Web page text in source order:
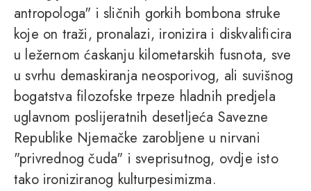
antropologa" i sličnih gorkih bombona struke
koje on traži, pronalazi, ironizira i diskvalificira
u ležernom ćaskanju kilometarskih fusnota, sve
u svrhu demaskiranja neosporivog, ali suvišnog
bogatstva filozofske trpeze hladnih predjela
uglavnom poslijeratnih desetljeća Savezne
Republike Njemačke zarobljene u nirvani
"privrednog čuda" i sveprisutnog, ovdje isto
tako ironiziranog kulturpesimizma.